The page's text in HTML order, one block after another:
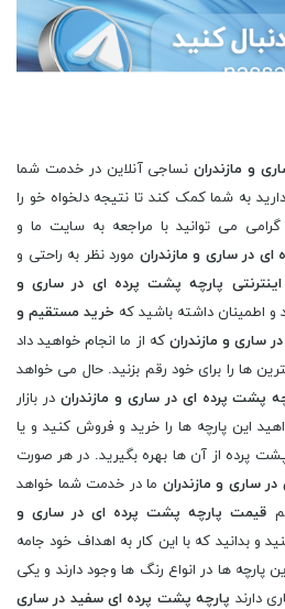
و مازندران نساجی آنلاین در خدمت شما
به شما کمک کند تا نتیجه دلخواه خو را
می توانید با مراجعه به سایت ما و
در ساری و مازندران مورد نظر به راحتی و
پارچه پشت پرده ای در ساری و
و اطمینان داشته باشید که خرید مستقیم و
ساری و مازندران که از ما انجام خواهید داد
ها را برای خود رقم بزنید. حال می خواهد
پشت پرده ای در ساری و مازندران در بازار
این پارچه ها را خرید و فروش کنید و یا
پشت پرده از آن ها بهره بگیرید. در هر صورت
ساری و مازندران ما در خدمت شما خواهد
قیمت پارچه پشت پرده ای در ساری و
و بدانید که با این کار به اهداف خود جامه
پارچه ها در انواع رنگ ها وجود دارند و یکی
دارند پارچه پشت پرده ای سفید در ساری